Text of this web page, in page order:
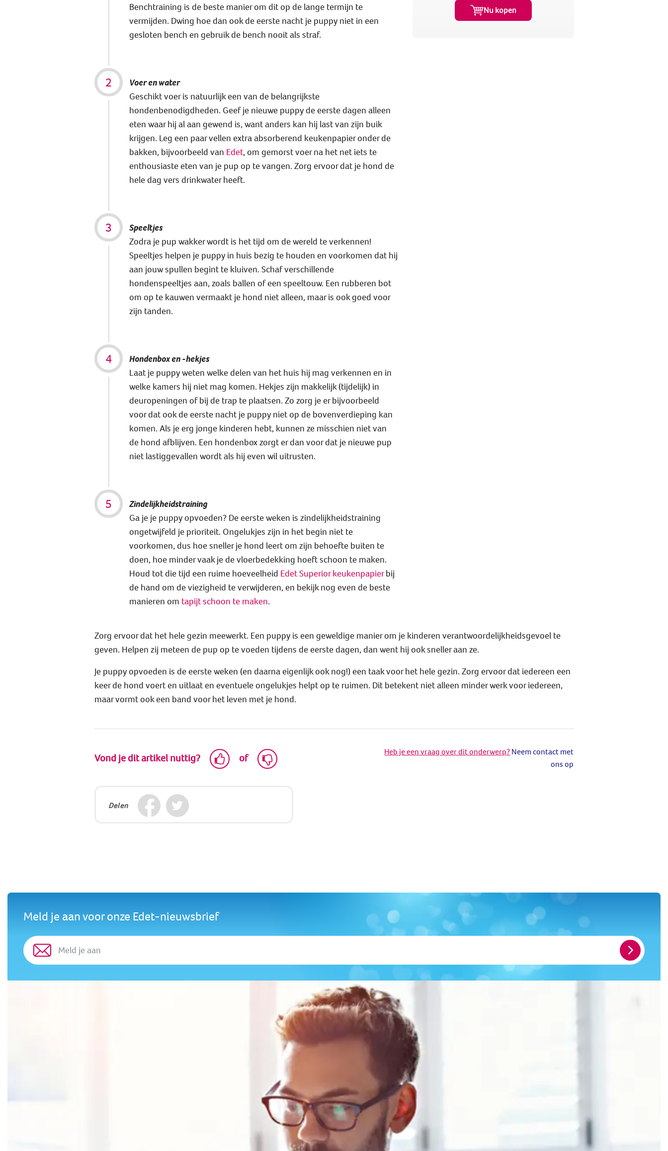
Nu kopen
Benchtraining is de beste manier om dit op de lange termijn te
vermijden. Dwing hoe dan ook de eerste nacht je puppy niet in een
gesloten bench en gebruik de bench nooit als straf.
Voer en water
Geschikt voer is natuurlijk een van de belangrijkste
hondenbenodigdheden. Geef je nieuwe puppy de eerste dagen alleen
eten waar hij al aan gewend is, want anders kan hij last van zijn buik
krijgen. Leg een paar vellen extra absorberend keukenpapier onder de
bakken, bijvoorbeeld van Edet, om gemorst voer na het net iets te
enthousiaste eten van je pup op te vangen. Zorg ervoor dat je hond de
hele dag vers drinkwater heeft.
Speeltjes
Zodra je pup wakker wordt is het tijd om de wereld te verkennen!
Speeltjes helpen je puppy in huis bezig te houden en voorkomen dat hij
aan jouw spullen begint te kluiven. Schaf verschillende
hondenspeeltjes aan, zoals ballen of een speeltouw. Een rubberen bot
om op te kauwen vermaakt je hond niet alleen, maar is ook goed voor
zijn tanden.
Hondenbox en -hekjes
Laat je puppy weten welke delen van het huis hij mag verkennen en in
welke kamers hij niet mag komen. Hekjes zijn makkelijk (tijdelijk) in
deuropeningen of bij de trap te plaatsen. Zo zorg je er bijvoorbeeld
voor dat ook de eerste nacht je puppy niet op de bovenverdieping kan
komen. Als je erg jonge kinderen hebt, kunnen ze misschien niet van
de hond afblijven. Een hondenbox zorgt er dan voor dat je nieuwe pup
niet lastiggevallen wordt als hij even wil uitrusten.
Zindelijkheidstraining
Ga je je puppy opvoeden? De eerste weken is zindelijkheidstraining
ongetwijfeld je prioriteit. Ongelukjes zijn in het begin niet te
voorkomen, dus hoe sneller je hond leert om zijn behoefte buiten te
doen, hoe minder vaak je de vloerbedekking hoeft schoon te maken.
Houd tot die tijd een ruime hoeveelheid Edet Superior keukenpapierbij
de hand om de viezigheid te verwijderen, en bekijk nog even de beste
manieren om tapijt schoon te maken.
Zorg ervoor dat het hele gezin meewerkt. Een puppy is een geweldige manier om je kinderen verantwoordelijkheidsgevoel te
geven. Helpen zij meteen de pup op te voeden tijdens de eerste dagen, dan went hij ook sneller aan ze.
Je puppy opvoeden is de eerste weken (en daarna eigenlijk ook nog!) een taak voor het hele gezin. Zorg ervoor dat iedereen een
keer de hond voert en uitlaat en eventuele ongelukjes helpt op te ruimen. Dit betekent niet alleen minder werk voor iedereen,
maar vormt ook een band voor het leven met je hond.
Vond je dit artikel nuttig? of Heb je een vraag over dit onderwerp? Neem contact met
ons op
Delen
Meld je aan voor onze Edet-nieuwsbrief
Meld
je
aan